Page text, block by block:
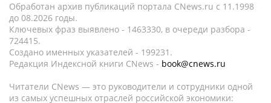
Обработан архив публикаций портала CNews.ru c 11.1998
до 08.2026 годы.
Ключевых фраз выявлено - 1463330, в очереди разбора -
724415.
Создано именных указателей - 199231.
Редакция Индексной книги CNews - book@cnews.ru
Читатели CNews — это руководители и сотрудники одной
из самых успешных отраслей российской экономики: